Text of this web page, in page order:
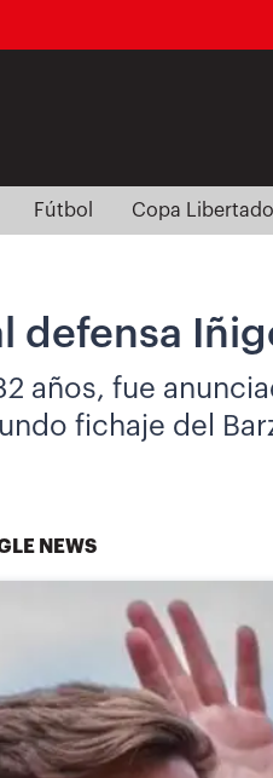
Fútbol Copa
defensa
años, fue
fichaje del
NEWS